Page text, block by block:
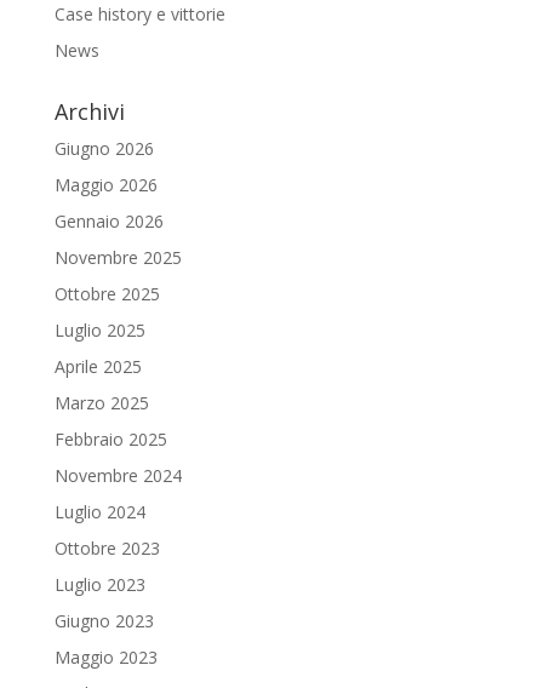
Case history e vittorie
News
Archivi
Giugno 2026
Maggio 2026
Gennaio 2026
Novembre 2025
Ottobre 2025
Luglio 2025
Aprile 2025
Marzo 2025
Febbraio 2025
Novembre 2024
Luglio 2024
Ottobre 2023
Luglio 2023
Giugno 2023
Maggio 2023